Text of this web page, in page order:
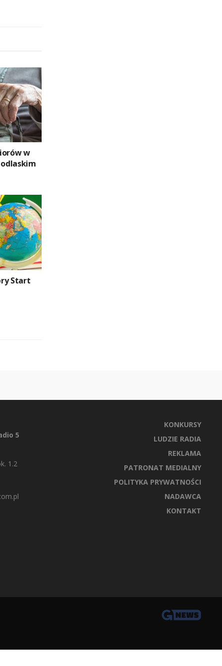
w
Start
5
1.2
KONKURSY
LUDZIE RADIA
REKLAMA
PATRONAT MEDIALNY
POLITYKA PRYWATNOŚCI
NADAWCA
KONTAKT